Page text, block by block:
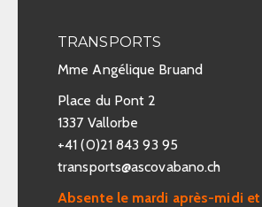
TRANSPORTS
Mme Angélique Bruand
Place du Pont 2
1337 Vallorbe
+41 (0)21 843 93 95
transports@ascovabano.ch
Absente le mardi après-midi